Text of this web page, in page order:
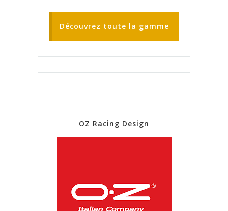
Découvrez toute la gamme
OZ Racing Design